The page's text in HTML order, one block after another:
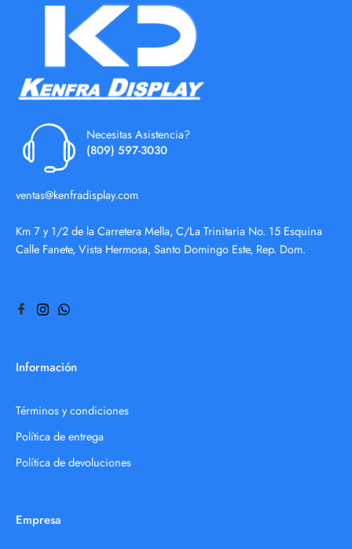
Necesitas Asistencia?
(809) 597-3030
ventas@kenfradisplay.com
Km 7 y 1/2 de la Carretera Mella, C/La Trinitaria No. 15 Esquina
Calle Fanete, Vista Hermosa, Santo Domingo Este, Rep. Dom.
Información
Términos y condiciones
Política de entrega
Política de devoluciones
Empresa